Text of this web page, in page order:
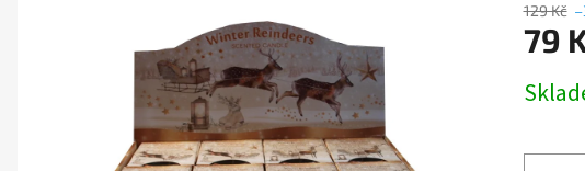
129 Kč
79
cena: